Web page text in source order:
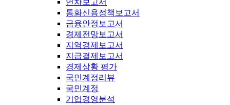
연차보고서
통화신용정책보고서
금융안정보고서
경제전망보고서
지역경제보고서
지급결제보고서
경제상황 평가
국민계정리뷰
국민계정
기업경영분석